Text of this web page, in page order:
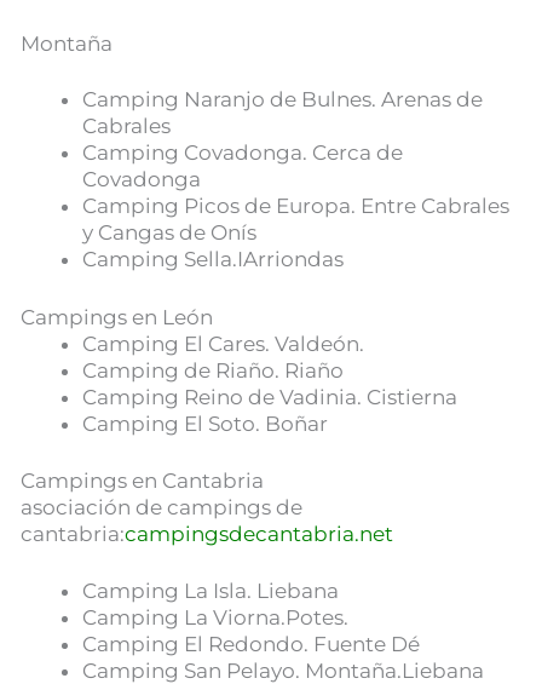
Montaña
Camping Naranjo de Bulnes. Arenas de
Cabrales
Camping Covadonga. Cerca de
Covadonga
Camping Picos de Europa. Entre Cabrales
y Cangas de Onís
Camping Sella.IArriondas
Campings en León
Camping El Cares. Valdeón.
Camping de Riaño. Riaño
Camping Reino de Vadinia. Cistierna
Camping El Soto. Boñar
Campings en Cantabria
asociación de campings de
cantabria:campingsdecantabria.net
Camping La Isla. Liebana
Camping La Viorna.Potes.
Camping El Redondo. Fuente Dé
Camping San Pelayo. Montaña.Liebana